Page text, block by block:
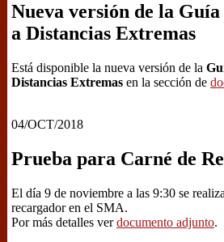
Nueva versión de la
a Distancias Extremas
Está disponible la nueva versión de la
Distancias Extremas en la sección de
04/OCT/2018
Prueba para Carné de
El día 9 de noviembre a las 9:30 se
recargador en el SMA.
Por más detalles verdocumento adjunto.